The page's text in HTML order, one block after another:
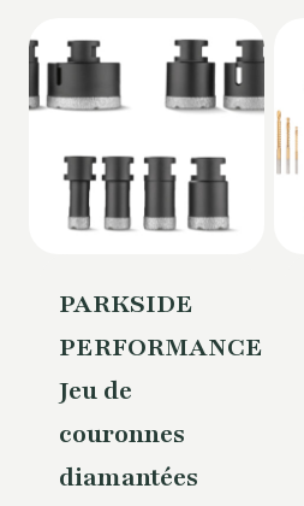
PARKSIDE
PERFORMANCE®
Jeu de
couronnes
diamantées